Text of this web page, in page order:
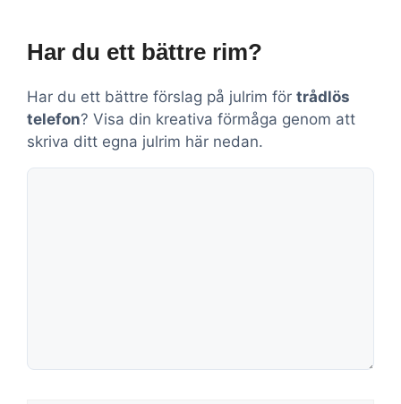
Har du ett bättre rim?
Har du ett bättre förslag på julrim för trådlös
telefon? Visa din kreativa förmåga genom att
skriva ditt egna julrim här nedan.
Kommentar